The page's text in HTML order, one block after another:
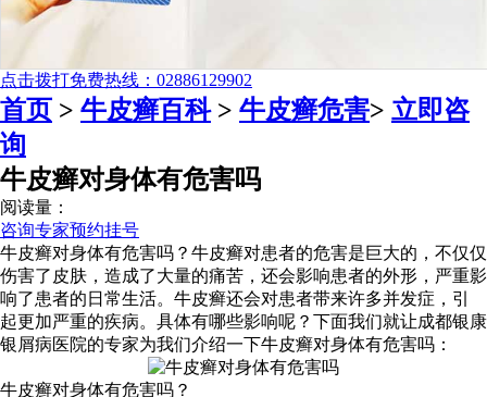
点击拨打免费热线：02886129902
首页 > 牛皮癣百科> 牛皮癣危害> 立即咨
询
牛皮癣对身体有危害吗
阅读量：
咨询专家预约挂号
牛皮癣对身体有危害吗？牛皮癣对患者的危害是巨大的，不仅仅
伤害了皮肤，造成了大量的痛苦，还会影响患者的外形，严重影
响了患者的日常生活。牛皮癣还会对患者带来许多并发症，引
起更加严重的疾病。具体有哪些影响呢？下面我们就让成都银康
银屑病医院的专家为我们介绍一下牛皮癣对身体有危害吗：
牛皮癣对身体有危害吗？